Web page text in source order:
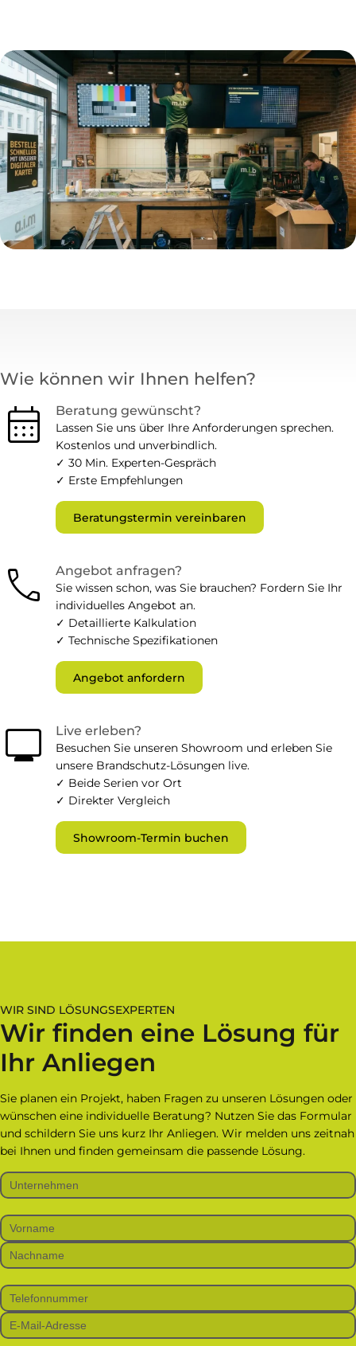
Wie können wir Ihnen helfen?
calendar_month Beratung gewünscht?
Lassen Sie uns über Ihre Anforderungen sprechen.
Kostenlos und unverbindlich.
✓ 30 Min. Experten-Gespräch
✓ Erste Empfehlungen
Beratungstermin vereinbaren
call Angebot anfragen?
Sie wissen schon, was Sie brauchen? Fordern Sie Ihr
individuelles Angebot an.
✓ Detaillierte Kalkulation
✓ Technische Spezifikationen
Angebot anfordern
monitor Live erleben?
Besuchen Sie unseren Showroom und erleben Sie
unsere Brandschutz-Lösungen live.
✓ Beide Serien vor Ort
✓ Direkter Vergleich
Showroom-Termin buchen
WIR SIND LÖSUNGSEXPERTEN
Wir finden eine Lösung für
Ihr Anliegen
Sie planen ein Projekt, haben Fragen zu unseren Lösungen oder
wünschen eine individuelle Beratung? Nutzen Sie das Formular
und schildern Sie uns kurz Ihr Anliegen. Wir melden uns zeitnah
bei Ihnen und finden gemeinsam die passende Lösung.